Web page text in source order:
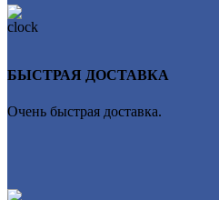
БЫСТРАЯ ДОСТАВКА
Очень быстрая доставка.